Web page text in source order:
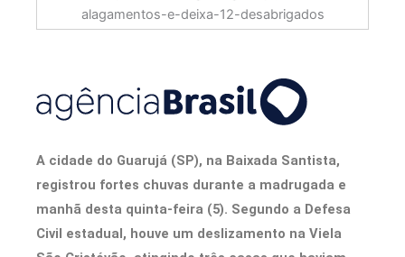
A cidade do Guarujá (SP), na Baixada Santista,
registrou fortes chuvas durante a madrugada e
manhã desta quinta-feira (5). Segundo a Defesa
Civil estadual, houve um deslizamento na Viela